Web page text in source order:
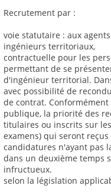
Recrutement par :
voie statutaire : aux
ingénieurs territoriaux,
contractuelle pour les
permettant de se
d'ingénieur territorial.
avec possibilité de
de contrat.
publique, la priorité des
titulaires ou inscrits sur
examens) qui seront
candidatures n'ayant pas
dans un deuxième temps
infructueux.
selon la législation